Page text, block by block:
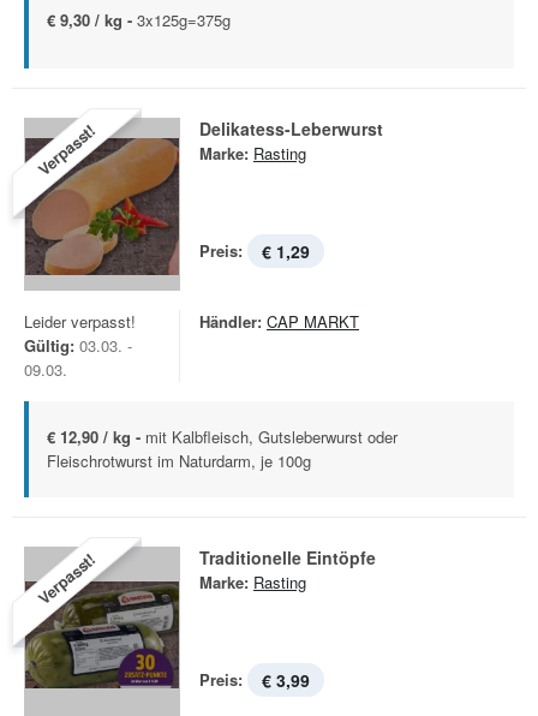
€ 9,30 / kg - 3x125g=375g
Verpasst! Delikatess-Leberwurst
Marke: Rasting
Preis: € 1,29
Leider verpasst!
Gültig: 03.03. -
09.03.
Händler: CAP MARKT
€ 12,90 / kg - mit Kalbfleisch, Gutsleberwurst oder
Fleischrotwurst im Naturdarm, je 100g
Verpasst! Traditionelle Eintöpfe
Marke: Rasting
Preis: € 3,99